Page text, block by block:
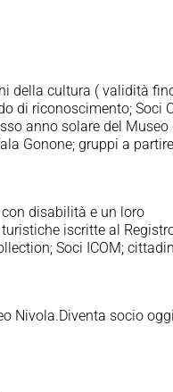
della cultura ( validità
di riconoscimento; Soci
anno solare del Museo
Gonone; gruppi a
disabilità e un loro
iscritte al
Soci ICOM;
Nivola.Diventa socio